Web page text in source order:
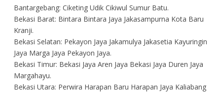
Bantargebang: Ciketing Udik Cikiwul Sumur Batu.
Bekasi Barat: Bintara Bintara Jaya Jakasampurna Kota Baru
Kranji.
Bekasi Selatan: Pekayon Jaya Jakamulya Jakasetia Kayuringin
Jaya Marga Jaya Pekayon Jaya.
Bekasi Timur: Bekasi Jaya Aren Jaya Bekasi Jaya Duren Jaya
Margahayu.
Bekasi Utara: Perwira Harapan Baru Harapan Jaya Kaliabang